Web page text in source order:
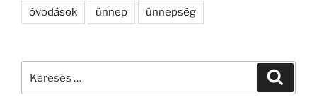
óvodások ünnep ünnepség